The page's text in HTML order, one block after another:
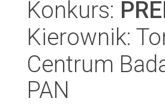
Konkurs:
Kierownik:
Centrum
PAN